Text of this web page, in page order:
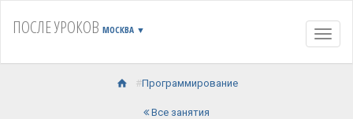
ПОСЛЕ УРОКОВ МОСКВА ▼
Программирование
Все занятия